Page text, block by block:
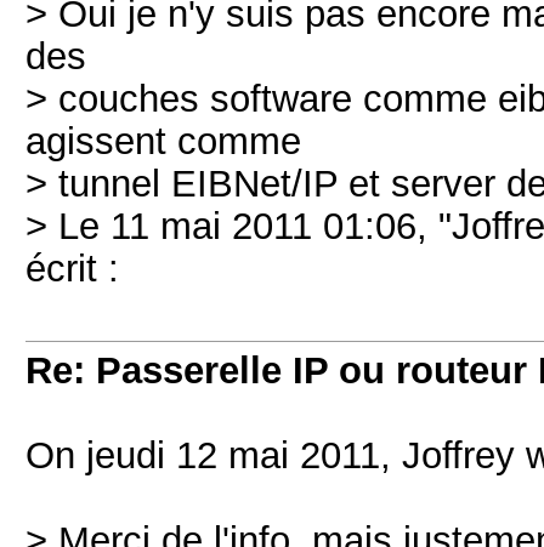
> Oui je n'y suis pas encore
des
> couches software comme
agissent comme
> tunnel EIBNet/IP et server
> Le 11 mai 2011 01:06,
écrit :
Re: Passerelle IP ou routeur
On jeudi 12 mai 2011, Joffrey